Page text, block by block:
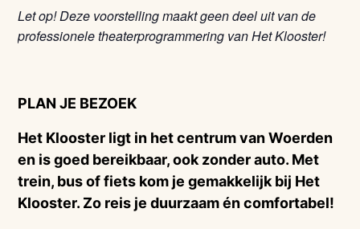
Let op! Deze voorstelling maakt geen deel uit van de
professionele theaterprogrammering van Het Klooster!
PLAN JE BEZOEK
Het Klooster ligt in het centrum van Woerden
en is goed bereikbaar, ook zonder auto. Met
trein, bus of fiets kom je gemakkelijk bij Het
Klooster. Zo reis je duurzaam én comfortabel!